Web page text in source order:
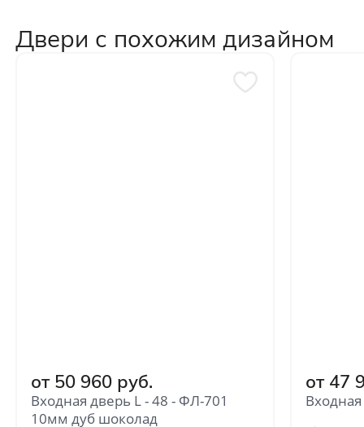
Двери с похожим дизайном
от 50 960 руб.
Входная дверь L - 48 - ФЛ-701
10мм дуб шоколад
от 47